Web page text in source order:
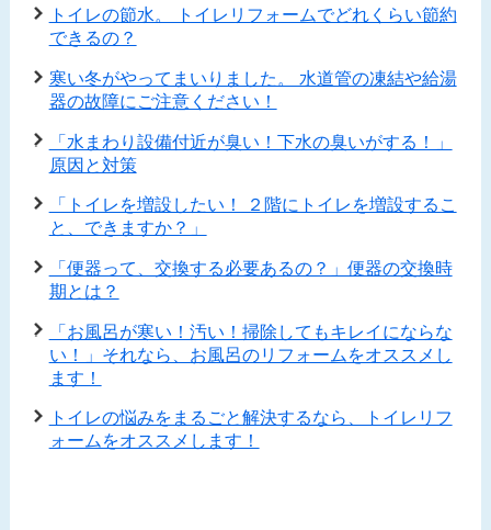
トイレの節水。 トイレリフォームでどれくらい節約
できるの？
寒い冬がやってまいりました。 水道管の凍結や給湯
器の故障にご注意ください！
「水まわり設備付近が臭い！下水の臭いがする！」
原因と対策
「トイレを増設したい！ ２階にトイレを増設するこ
と、できますか？」
「便器って、交換する必要あるの？」便器の交換時
期とは？
「お風呂が寒い！汚い！掃除してもキレイにならな
い！」それなら、お風呂のリフォームをオススメし
ます！
トイレの悩みをまるごと解決するなら、トイレリフ
ォームをオススメします！